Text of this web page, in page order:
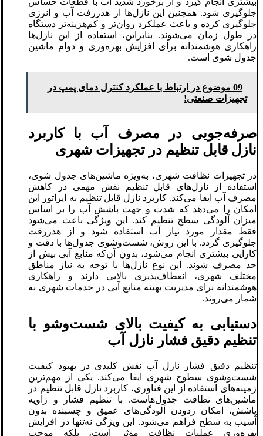
جلوگیری شود. همچنین این نازل‌ها از هدررفت آب و انرژی
جلوگیری کرده و باعث عملکرد روان‌تر و کم‌هزینه‌تر دستگاه
در طول زمان می‌شوند. بنابراین، استفاده از این نازل‌ها
راهکاری هوشمندانه برای افزایش بهره‌وری و دوام ماشین
جدول شوی است.
09 موضوع در ارتباط با عملکرد کنترل دمای پمپ در
تجهیزات صنعتی!
صرفه‌جویی در مصرف آب با کاربرد
نازل قابل تنظیم در تجهیزات شهری
در تجهیزات نظافت شهری، به‌ویژه ماشین‌های جدول ‌شوی،
استفاده از نازل‌های قابل تنظیم نقش مهمی در کاهش
مصرف آب ایفا می‌کند. کاربرد نازل قابل تنظیم به اپراتور این
امکان را می‌دهد که شدت و جهت پاشش آب را بر اساس
میزان آلودگی سطح تنظیم کند. این ویژگی باعث می‌شود
فقط مقدار مورد نیاز آب استفاده شود و از هدررفت
جلوگیری گردد. با این روش، شست‌وشوی جدول‌ها با دقت و
کارایی بیشتری انجام می‌شود، بدون آن‌که منابع آبی بیش از
حد مصرف شوند. این نوع نازل‌ها با توجه به نیاز مناطق
مختلف شهری، انعطاف‌پذیری بالایی دارند و راهکاری
هوشمندانه برای مدیریت بهینه منابع آبی در خدمات شهری به
شمار می‌روند.
دستیابی به کیفیت بالای شست‌وشو با
تنظیم دقیق فشار نازل آب
تنظیم دقیق فشار نازل آب نقش کلیدی در بهبود کیفیت
شست‌وشوی سطوح شهری ایفا می‌کند. یکی از مهم‌ترین
زمینه‌های استفاده از این فناوری، کاربرد نازل قابل تنظیم در
ماشین‌های نظافت جدول‌هاست. با تنظیم فشار و زاویه
پاشش، امکان زدودن آلودگی‌های عمیق و چسبنده بدون
آسیب به سطح فراهم می‌شود. این ویژگی نه‌تنها در افزایش
بهره‌وری عملیات نظافت مؤثر است، بلکه موجب